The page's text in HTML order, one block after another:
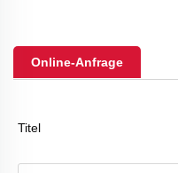
Online-Anfrage
Titel